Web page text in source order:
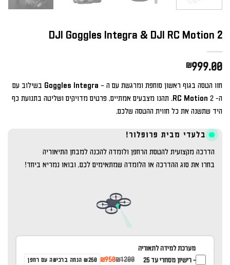
DJI Goggles Integra & DJI RC Motion 2
₪999.00
חוו הטסה בגוף ראשון סוחפת ומרגשת עם ה – Goggles Integra בשילוב עם
ה- RC Motion 2. תהנו מצבעים אמתיים, פרטים מדויקים ושליטה בתנועת כף
היד שתשנה את כל חווית ההטסה שלכם.
בלעדי מבית פרופלור!
הדרכה מקצועית להטסת הרחפן ולומדה להכנה למבחן התיאוריה
בחרו את סוג ההדרכה או הלומדה שמתאימים לכם, ובואו נמריא ביחד!
מערכת למידה לתאוריה
- רישיון מסחרי עד 25
₪1200
₪950 ₪250 הנחה ברכישה עם רחפן